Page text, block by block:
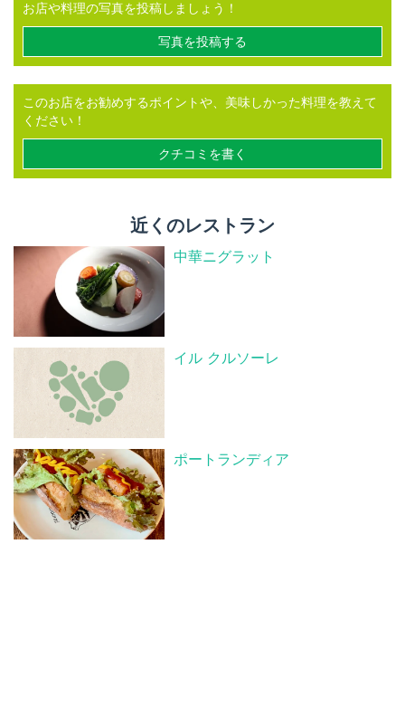
お店や料理の写真を投稿しましょう！
写真を投稿する
このお店をお勧めするポイントや、美味しかった料理を教えて
ください！
クチコミを書く
近くのレストラン
中華ニグラット
イル クルソーレ
ポートランディア